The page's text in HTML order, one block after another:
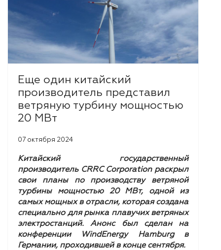
Еще один китайский
производитель представил
ветряную турбину мощностью
20 МВт
07 октября 2024
Китайский государственный
производитель CRRC Corporation раскрыл
свои планы по производству ветряной
турбины мощностью 20 МВт, одной из
самых мощных в отрасли, которая создана
специально для рынка плавучих ветряных
электростанций. Анонс был сделан на
конференции WindEnergy Hamburg в
Германии, проходившей в конце сентября.